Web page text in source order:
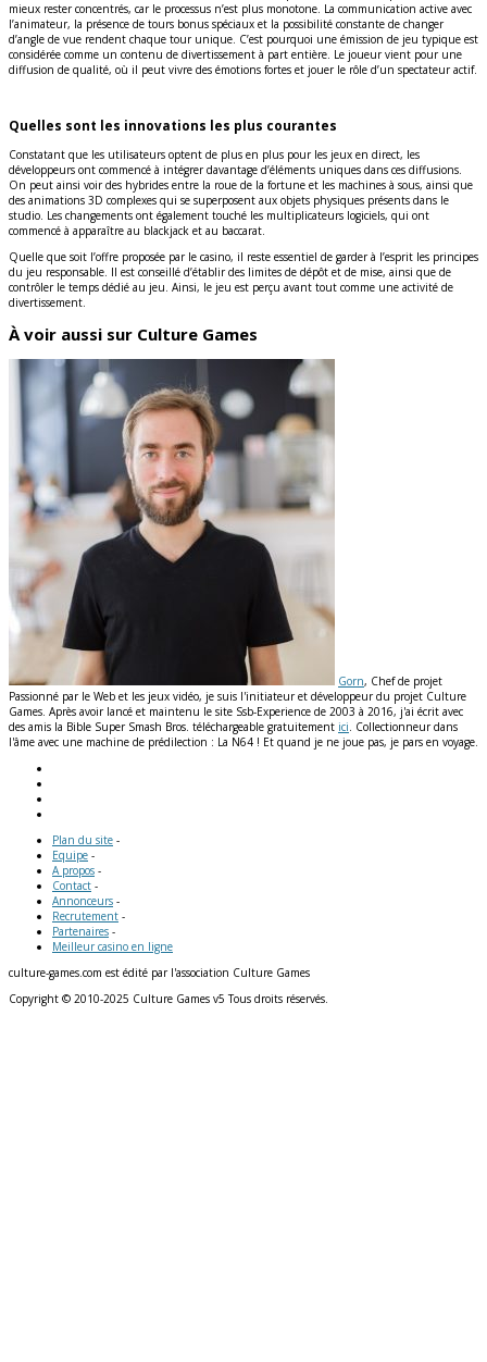
mieux rester concentrés, car le processus n’est plus monotone. La communication active avec
l’animateur, la présence de tours bonus spéciaux et la possibilité constante de changer
d’angle de vue rendent chaque tour unique. C’est pourquoi une émission de jeu typique est
considérée comme un contenu de divertissement à part entière. Le joueur vient pour une
diffusion de qualité, où il peut vivre des émotions fortes et jouer le rôle d’un spectateur actif.
Quelles sont les innovations les plus courantes
Constatant que les utilisateurs optent de plus en plus pour les jeux en direct, les
développeurs ont commencé à intégrer davantage d’éléments uniques dans ces diffusions.
On peut ainsi voir des hybrides entre la roue de la fortune et les machines à sous, ainsi que
des animations 3D complexes qui se superposent aux objets physiques présents dans le
studio. Les changements ont également touché les multiplicateurs logiciels, qui ont
commencé à apparaître au blackjack et au baccarat.
Quelle que soit l’offre proposée par le casino, il reste essentiel de garder à l’esprit les principes
du jeu responsable. Il est conseillé d’établir des limites de dépôt et de mise, ainsi que de
contrôler le temps dédié au jeu. Ainsi, le jeu est perçu avant tout comme une activité de
divertissement.
À voir aussi sur Culture Games
Gorn, Chef de projet
Passionné par le Web et les jeux vidéo, je suis l'initiateur et développeur du projet Culture
Games. Après avoir lancé et maintenu le site Ssb-Experience de 2003 à 2016, j'ai écrit avec
des amis la Bible Super Smash Bros. téléchargeable gratuitement ici . Collectionneur dans
l'âme avec une machine de prédilection : La N64 ! Et quand je ne joue pas, je pars en voyage.
Plan du site -
Equipe -
A propos -
Contact -
Annonceurs -
Recrutement -
Partenaires -
Meilleur casino en ligne
culture-games.com est édité par l'association Culture Games
Copyright © 2010-2025 Culture Games v5 Tous droits réservés.